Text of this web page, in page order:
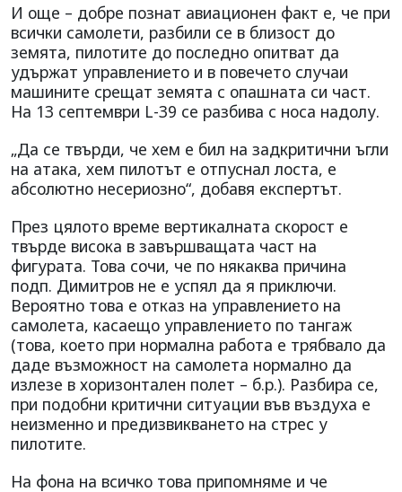
И още – добре познат авиационен факт е, че при
всички самолети, разбили се в близост до
земята, пилотите до последно опитват да
удържат управлението и в повечето случаи
машините срещат земята с опашната си част.
На 13 септември L-39 се разбива с носа надолу.
„Да се твърди, че хем е бил на задкритични ъгли
на атака, хем пилотът е отпуснал лоста, е
абсолютно несериозно“, добавя експертът.
През цялото време вертикалната скорост е
твърде висока в завършващата част на
фигурата. Това сочи, че по някаква причина
подп. Димитров не е успял да я приключи.
Вероятно това е отказ на управлението на
самолета, касаещо управлението по тангаж
(това, което при нормална работа е трябвало да
даде възможност на самолета нормално да
излезе в хоризонтален полет – б.р.). Разбира се,
при подобни критични ситуации във въздуха е
неизменно и предизвикването на стрес у
пилотите.
На фона на всичко това припомняме и че